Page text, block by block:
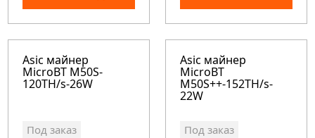
Asic майнер
MicroBT M50S-
120TH/s-26W
Под заказ
Asic майнер
MicroBT
M50S++-152TH/s-
22W
Под заказ